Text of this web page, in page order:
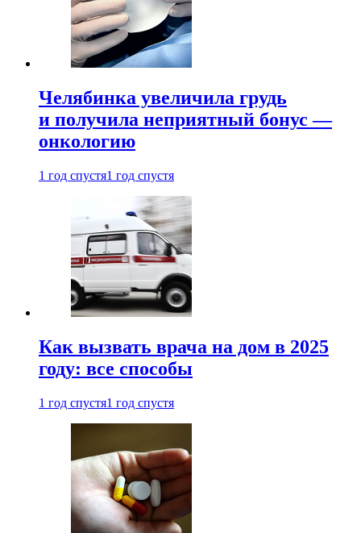
Челябинка увеличила грудь
и получила неприятный бонус —
онкологию
1 год спустя1 год спустя
Как вызвать врача на дом в 2025
году: все способы
1 год спустя1 год спустя